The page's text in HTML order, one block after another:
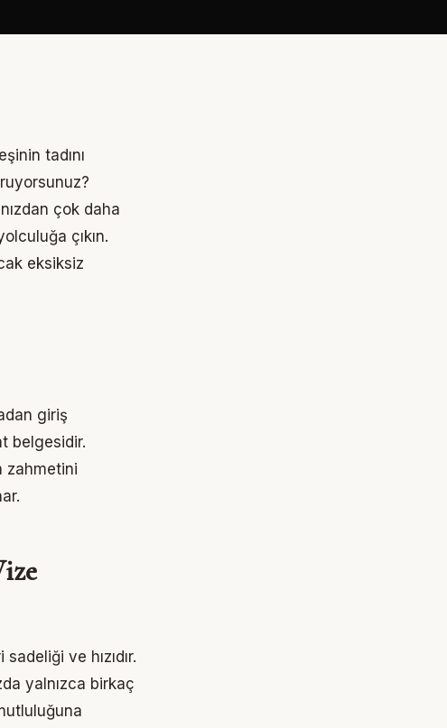
tadını
çok daha
çıkın.
eksiksiz
giriş
belgesidir.
zahmetini
ve hızıdır.
yalnızca birkaç